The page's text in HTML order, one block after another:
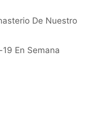
De Nuestro
En Semana